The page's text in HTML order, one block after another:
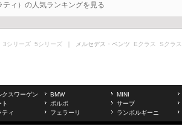
ティ）の人気ランキングを見る
3シリーズ 5シリーズ ｜ メルセデス・ベンツ Eクラス Sクラス
クスワーゲン BMW
MINI
ト ボルボ
サーブ
ティ フェラーリ ランボルギーニ